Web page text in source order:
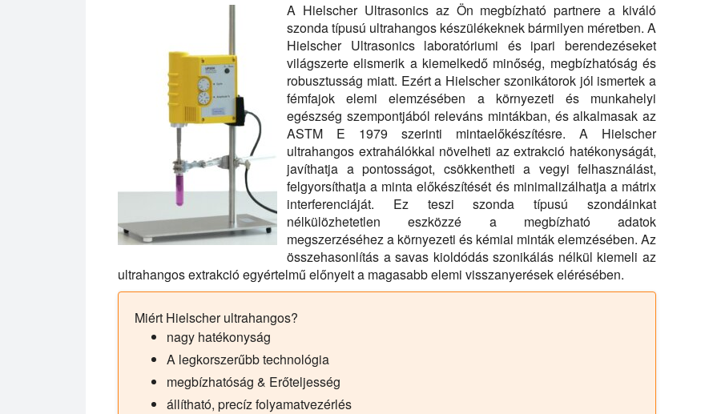
A Hielscher Ultrasonics az Ön megbízható partnere a kiváló
szonda típusú ultrahangos készülékeknek bármilyen méretben. A
Hielscher Ultrasonics laboratóriumi és ipari berendezéseket
világszerte elismerik a kiemelkedő minőség, megbízhatóság és
robusztusság miatt. Ezért a Hielscher szonikátorok jól ismertek a
fémfajok elemi elemzésében a környezeti és munkahelyi
egészség szempontjából releváns mintákban, és alkalmasak az
ASTM E 1979 szerinti mintaelőkészítésre. A Hielscher
ultrahangos extrahálókkal növelheti az extrakció hatékonyságát,
javíthatja a pontosságot, csökkentheti a vegyi felhasználást,
felgyorsíthatja a minta előkészítését és minimalizálhatja a mátrix
interferenciáját. Ez teszi szonda típusú szondáinkat
nélkülözhetetlen eszközzé a megbízható adatok
megszerzéséhez a környezeti és kémiai minták elemzésében. Az
összehasonlítás a savas kioldódás szonikálás nélkül kiemeli az
ultrahangos extrakció egyértelmű előnyeit a magasabb elemi visszanyerések elérésében.
Miért Hielscher ultrahangos?
nagy hatékonyság
A legkorszerűbb technológia
megbízhatóság & Erőteljesség
állítható, precíz folyamatvezérlés